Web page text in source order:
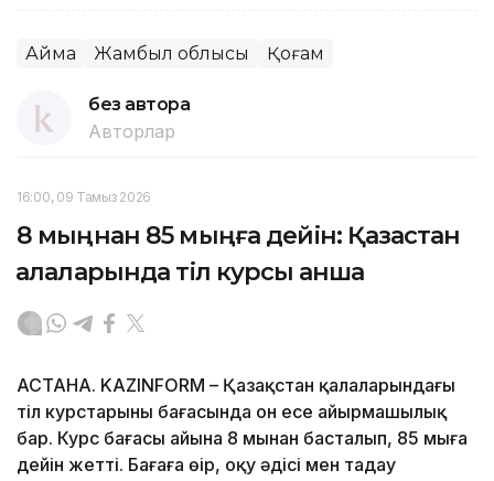
Аймақ Жамбыл облысы Қоғам
без автора
Авторлар
16:00, 09 Тамыз 2026
8 мыңнан 85 мыңға дейін: Қазақстан
қалаларында тіл курсы қанша
АСТАНА. KAZINFORM – Қазақстан қалаларындағы
тіл курстарының бағасында он есе айырмашылық
бар. Курс бағасы айына 8 мыңнан басталып, 85 мыңға
дейін жетті. Бағаға өңір, оқу әдісі мен таңдау